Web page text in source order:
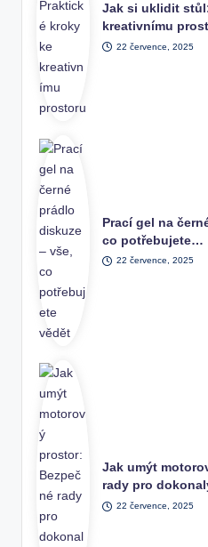
Jak si uklidit
kreativnímu
22 července, 2025
Prací gel na
co potřebujete…
22 července, 2025
Jak umýt
rady pro
22 července, 2025